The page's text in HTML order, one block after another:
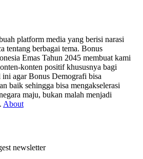
platform media yang berisi narasi
tentang berbagai tema. Bonus
Emas Tahun 2045 membuat kami
konten positif khususnya bagi
ini agar Bonus Demografi bisa
baik sehingga bisa mengakselerasi
maju, bukan malah menjadi
About
newsletter